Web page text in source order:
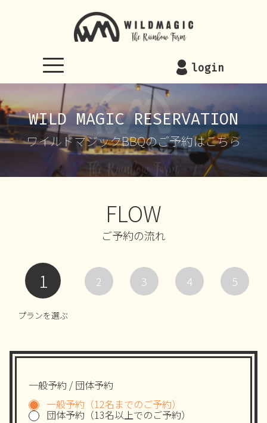
login
WILD MAGIC RESERVATION
ワイルドマジックBBQのご予約はこちら
FLOW
ご予約の流れ
1
プランを選ぶ
2 3 4 5
一般予約 / 団体予約
一般予約（12名までのご予約）
団体予約（13名以上でのご予約）